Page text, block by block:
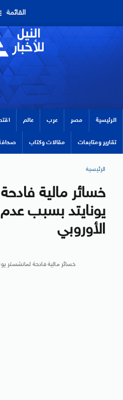
القائمة
الرئيسية مصر عرب عالم
تقارير ومتابعات مقالات وكتاب
الرئيسية
خسائر مالية
يونايتد بسبب
الأوروبي